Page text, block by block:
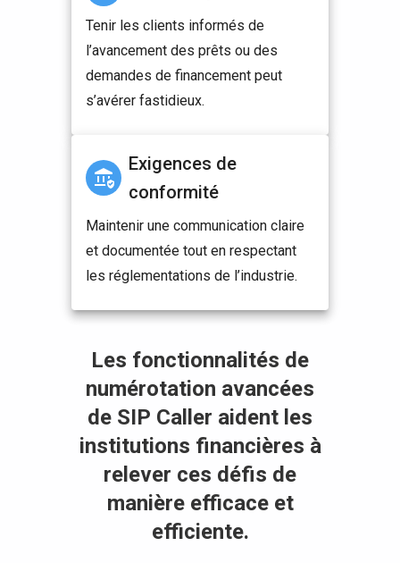
Tenir les clients informés de
l’avancement des prêts ou des
demandes de financement peut
s’avérer fastidieux.
Exigences de
conformité
Maintenir une communication claire
et documentée tout en respectant
les réglementations de l’industrie.
Les fonctionnalités de
numérotation avancées
de SIP Caller aident les
institutions financières à
relever ces défis de
manière efficace et
efficiente.